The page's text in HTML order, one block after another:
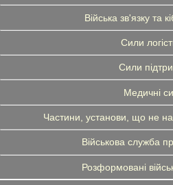
Війська зв'язку та
Сили
Сили
Медичні
Частини, установи, що не
Військова служба
Розформовані